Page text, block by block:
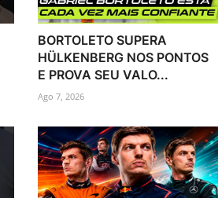
BORTOLETO SUPERA
HÜLKENBERG NOS PONTOS
E PROVA SEU VALO...
Ago 7, 2026